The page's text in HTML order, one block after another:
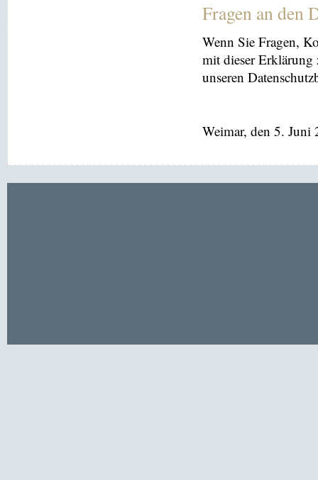
Fragen an den
Wenn Sie Fragen,
mit dieser Erklärung
unseren
Weimar, den 5. Juni